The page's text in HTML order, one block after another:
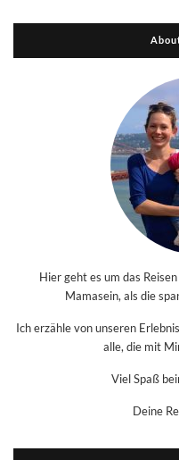
Hier geht es um das
Mamasein, als die
Ich erzähle von unseren
alle, die mit
Viel Spaß
Deine